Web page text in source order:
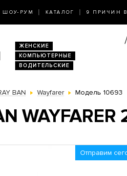
ШОУ-РУМ КАТАЛОГ 9 ПРИЧИН
ЖЕНСКИЕ
КОМПЬЮТЕРНЫЕ
ВОДИТЕЛЬСКИЕ
BAN Wayfarer Модель 10693
WAYFARER
Отправим